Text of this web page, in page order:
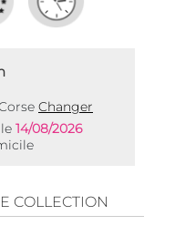
Changer
14/08/2026
COLLECTION